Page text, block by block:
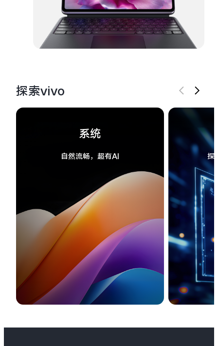
探索vivo
系统
自然流畅，超有AI 探